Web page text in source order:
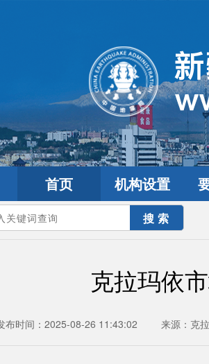
首页 机构设置
置：首页>要闻动态
克拉玛依
布时间：2025-08-26 11:43:02 来源： 克